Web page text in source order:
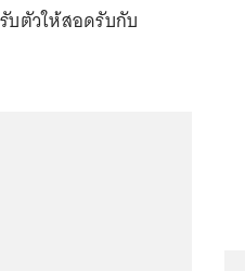
บตัวให้สอดรับกับ